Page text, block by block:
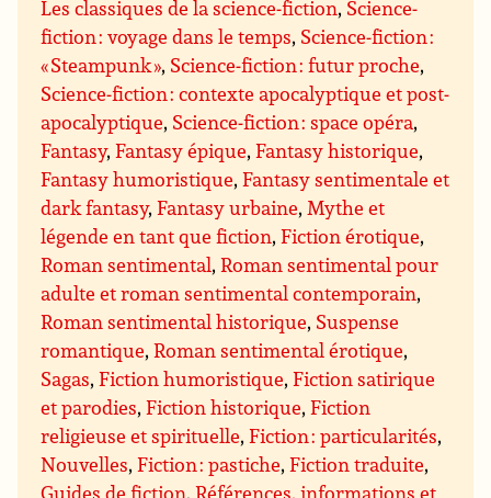
Les classiques de la science-fiction, Science-
fiction : voyage dans le temps, Science-fiction :
« Steampunk », Science-fiction : futur proche,
Science-fiction : contexte apocalyptique et post-
apocalyptique, Science-fiction : space opéra,
Fantasy,Fantasy épique,Fantasy historique,
Fantasy humoristique,Fantasy sentimentale et
dark fantasy,Fantasy urbaine,Mythe et
légende en tant que fiction,Fiction érotique,
Roman sentimental,Roman sentimental pour
adulte et roman sentimental contemporain,
Roman sentimental historique, Suspense
romantique,Roman sentimental érotique,
Sagas,Fiction humoristique,Fiction satirique
et parodies,Fiction historique,Fiction
religieuse et spirituelle,Fiction : particularités,
Nouvelles,Fiction : pastiche,Fiction traduite,
Guides de fiction,Références, informations et